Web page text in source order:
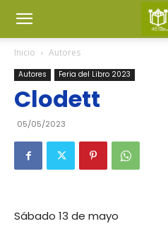
Inicio Autores
Autores Feria del Libro 2023
Clodett
05/05/2023
Sábado 13 de mayo